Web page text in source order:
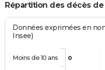
Répartition des décès
Données exprimées en
Insee)
0
Moins de 10 ans